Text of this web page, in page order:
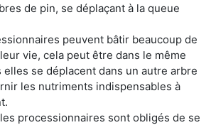
de pin, se déplaçant à la queue
peuvent bâtir beaucoup de
vie, cela peut être dans le même
se déplacent dans un autre arbre
les nutriments indispensables à
processionnaires sont obligés de se